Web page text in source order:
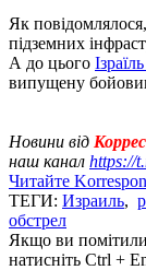
Як
підземних
А до цього
випущену
Новини від
наш канал https://
Читайте
ТЕГИ: Израиль,
обстрел
Якщо ви помітили
натисніть Ctrl +